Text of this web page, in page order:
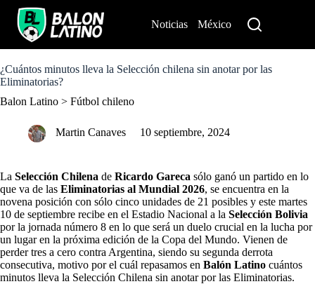
o
c
n
Noticias México
¿Cuántos minutos lleva la Selección chilena sin anotar por las
Eliminatorias?
Balon Latino > Fútbol chileno
Martin Canaves 10 septiembre, 2024
La Selección Chilena de Ricardo Gareca sólo ganó un partido en lo
que va de las Eliminatorias al Mundial 2026, se encuentra en la
novena posición con sólo cinco unidades de 21 posibles y este martes
10 de septiembre recibe en el Estadio Nacional a la Selección Bolivia
por la jornada número 8 en lo que será un duelo crucial en la lucha por
un lugar en la próxima edición de la Copa del Mundo. Vienen de
perder tres a cero contra Argentina, siendo su segunda derrota
consecutiva, motivo por el cuál repasamos en Balón Latino cuántos
minutos lleva la Selección Chilena sin anotar por las Eliminatorias.